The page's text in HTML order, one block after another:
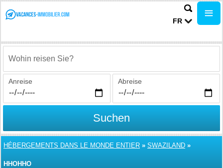
FR
Wohin reisen Sie?
Anreise Abreise
Suchen
HÉBERGEMENTS DANS LE MONDE ENTIER » SWAZILAND »
HHOHHO